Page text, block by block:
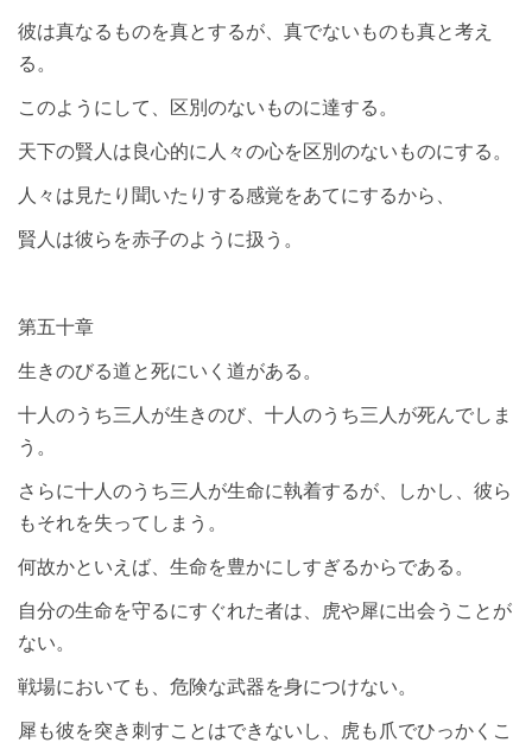
彼は真なるものを真とするが、真でないものも真と考え
る。
このようにして、区別のないものに達する。
天下の賢人は良心的に人々の心を区別のないものにする。
人々は見たり聞いたりする感覚をあてにするから、
賢人は彼らを赤子のように扱う。
第五十章
生きのびる道と死にいく道がある。
十人のうち三人が生きのび、十人のうち三人が死んでしま
う。
さらに十人のうち三人が生命に執着するが、しかし、彼ら
もそれを失ってしまう。
何故かといえば、生命を豊かにしすぎるからである。
自分の生命を守るにすぐれた者は、虎や犀に出会うことが
ない。
戦場においても、危険な武器を身につけない。
犀も彼を突き刺すことはできないし、虎も爪でひっかくこ